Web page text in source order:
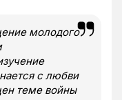
молодого
с любви
теме войны